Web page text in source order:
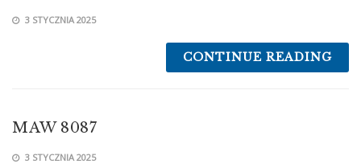
3 STYCZNIA 2025
CONTINUE READING
MAW 8087
3 STYCZNIA 2025